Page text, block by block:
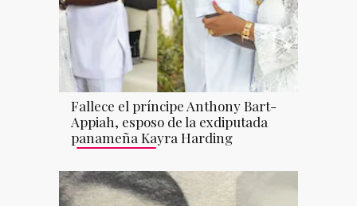
Fallece el príncipe Anthony Bart-
Appiah, esposo de la exdiputada
panameña Kayra Harding